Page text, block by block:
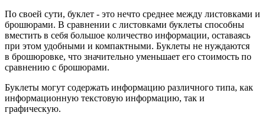
По своей сути, буклет - это нечто среднее между листовками и
брошюрами. В сравнении с листовками буклеты способны
вместить в себя большое количество информации, оставаясь
при этом удобными и компактными. Буклеты не нуждаются
в брошюровке, что значительно уменьшает его стоимость по
сравнению с брошюрами.
Буклеты могут содержать информацию различного типа, как
информационную текстовую информацию, так и
графическую.